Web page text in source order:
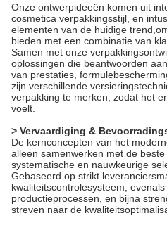
Onze ontwerpideeën komen uit
cosmetica verpakkingsstijl, en
elementen van de huidige
bieden met een combinatie van
Samen met onze
oplossingen die beantwoorden
van prestaties,
zijn verschillende
verpakking te merken, zodat het
voelt.
> Vervaardiging &
De kernconcepten van het
alleen samenwerken met de
systematische en nauwkeurige
Gebaseerd op strikt
kwaliteitscontrolesysteem,
productieprocessen, en bijna
streven naar de